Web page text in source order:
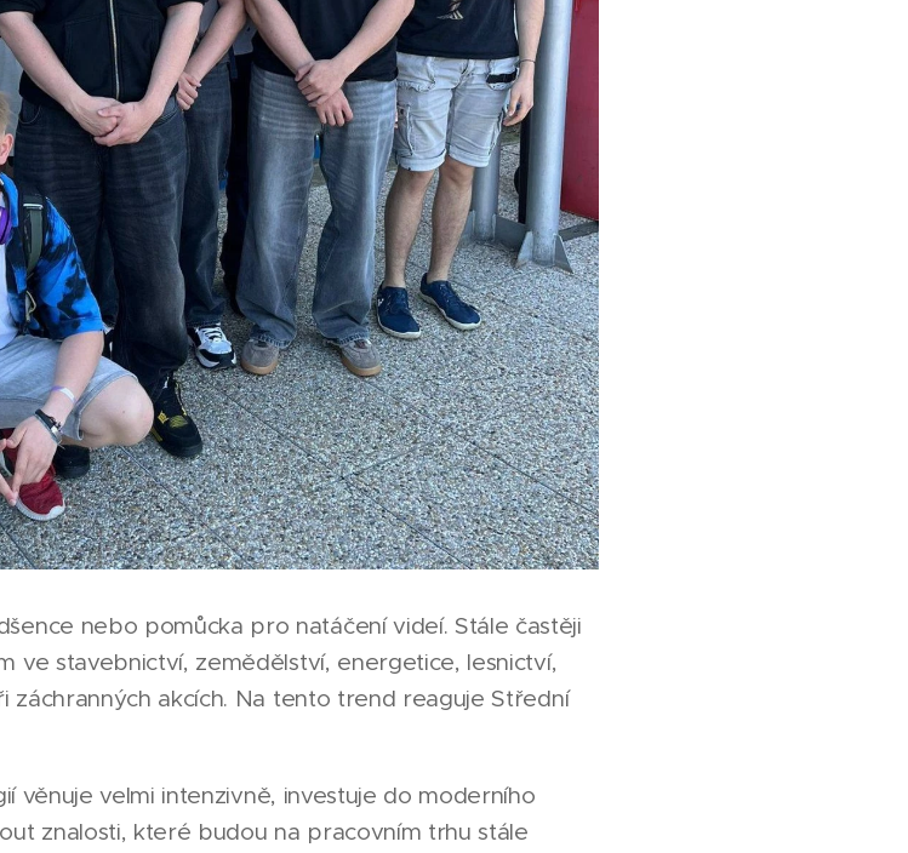
nebo pomůcka pro natáčení videí. Stále častěji
ve stavebnictví, zemědělství, energetice, lesnictví,
záchranných akcích. Na tento trend reaguje Střední
věnuje velmi intenzivně, investuje do moderního
znalosti, které budou na pracovním trhu stále